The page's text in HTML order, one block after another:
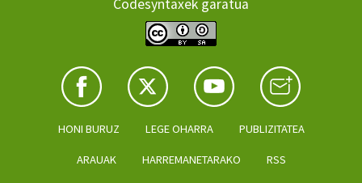
Codesyntaxek garatua
HONI BURUZ LEGE OHARRA PUBLIZITATEA
ARAUAK HARREMANETARAKO RSS